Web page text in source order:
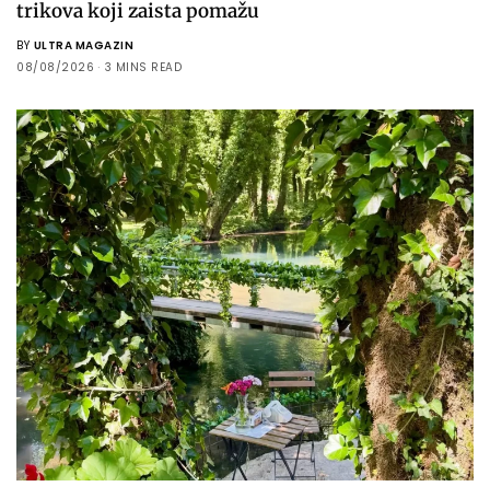
trikova koji zaista pomažu
BY ULTRA MAGAZIN
08/08/2026
3 MINS READ